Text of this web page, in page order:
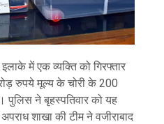
इलाके में एक व्यक्ति को गिरफ्तार
रुपये मूल्य के चोरी के 200
पुलिस ने बृहस्पतिवार को यह
शाखा की टीम ने वजीराबाद